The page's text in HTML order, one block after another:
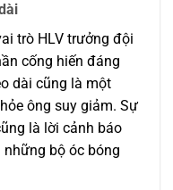
trò HLV trưởng đội
cống hiến đáng
dài cũng là một
ông suy giảm. Sự
là lời cảnh báo
bộ óc bóng